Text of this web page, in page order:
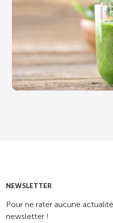
NEWSLETTER
Pour ne rater aucune
newsletter !